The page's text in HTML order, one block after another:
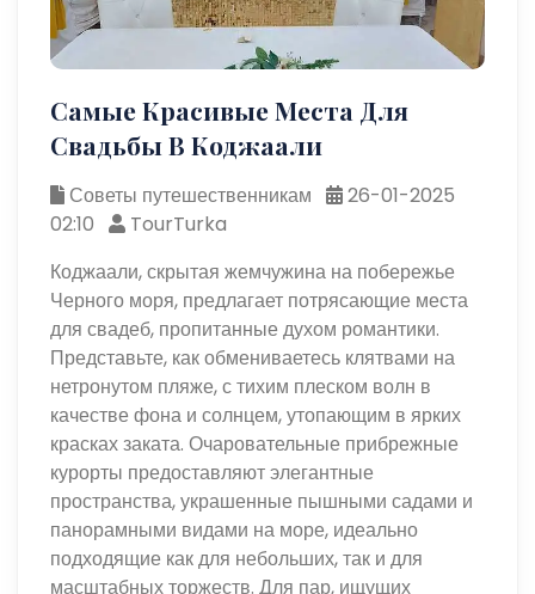
Самые Красивые Места Для
Свадьбы В Коджаали
Советы путешественникам
26-01-2025
02:10
TourTurka
Коджаали, скрытая жемчужина на побережье
Черного моря, предлагает потрясающие места
для свадеб, пропитанные духом романтики.
Представьте, как обмениваетесь клятвами на
нетронутом пляже, с тихим плеском волн в
качестве фона и солнцем, утопающим в ярких
красках заката. Очаровательные прибрежные
курорты предоставляют элегантные
пространства, украшенные пышными садами и
панорамными видами на море, идеально
подходящие как для небольших, так и для
масштабных торжеств. Для пар, ищущих